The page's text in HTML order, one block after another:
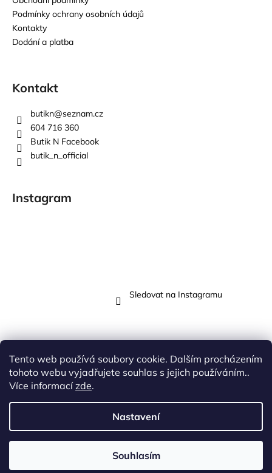
Tento web používá soubory cookie. Dalším procházením
tohoto webu vyjadřujete souhlas s jejich používáním..
Více informacízde.
Nastavení
Souhlasím
Podmínky ochrany osobních údajů
Kontakty
Dodání a platba
Kontakt
butikn@seznam.cz
604 716 360
Butik N Facebook
butik_n_official
Instagram
Sledovat na Instagramu
Přijímáme online platby
Butik N. Všechna práva vyhrazena.